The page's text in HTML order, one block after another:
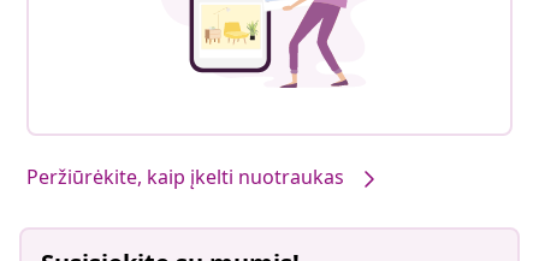
Peržiūrėkite, kaip įkelti nuotraukas